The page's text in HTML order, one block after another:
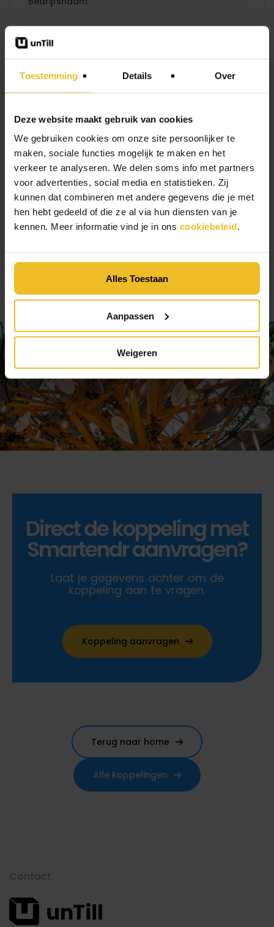
Toestemming Details Over
Deze website maakt gebruik van cookies
We gebruiken cookies om onze site persoonlijker te
maken, sociale functies mogelijk te maken en het
verkeer te analyseren. We delen soms info met partners
voor advertenties, social media en statistieken. Zij
kunnen dat combineren met andere gegevens die je met
hen hebt gedeeld of die ze al via hun diensten van je
kennen. Meer informatie vind je in ons cookiebeleid.
Alles Toestaan
Aanpassen
Weigeren
Ik wil graag de nieuwsbrief ontvangen
* = verplicht in te vullen
Direct de koppeling met
Smartendr aanvragen?
Laat je gegevens achter om de
koppeling aan te vragen.
Koppeling aanvragen
Terug naar home
Alle koppelingen